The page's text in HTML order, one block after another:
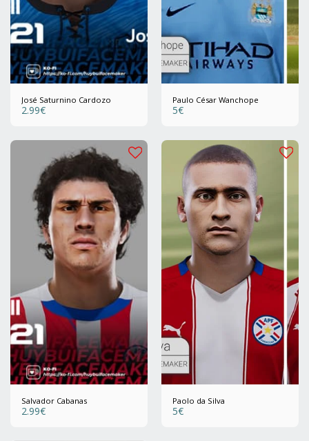
José Saturnino Cardozo
2.99€
Paulo César Wanchope
5€
Salvador Cabanas
2.99€
Paolo da Silva
5€